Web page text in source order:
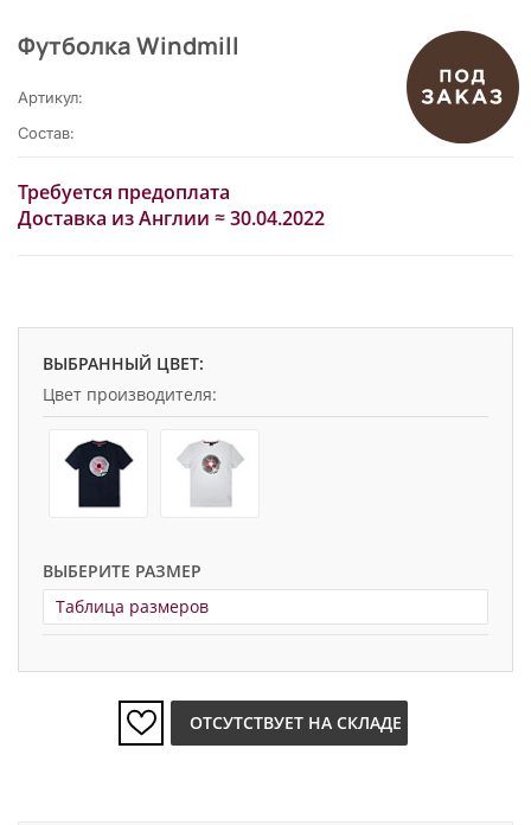
Футболка Windmill
Артикул:
Состав:
Требуется предоплата
Доставка из Англии ≈ 30.04.2022
ВЫБРАННЫЙ ЦВЕТ:
Цвет производителя:
ВЫБЕРИТЕ РАЗМЕР
Таблица размеров
ОТСУТСТВУЕТ НА СКЛАДЕ